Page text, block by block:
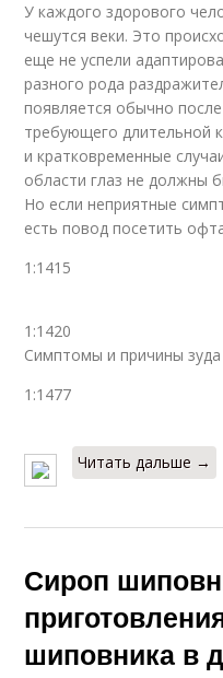
У каждого здорового
чешутся веки. Это
еще не успели
разного рода
появляется обычно
требующего длительной
и кратковременные
области глаз не должны
Но если неприятные
есть повод посетить
1:1415
1:1420
Симптомы и причины зуда
1:1477
Читать дальше →
Сироп
шиповника в